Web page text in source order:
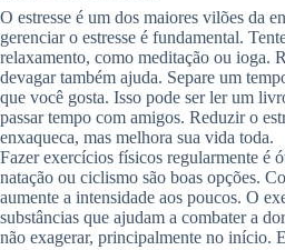
O estresse é um dos maiores vilões da
gerenciar o estresse é fundamental.
relaxamento, como meditação ou ioga.
devagar também ajuda. Separe um
que você gosta. Isso pode ser ler um
passar tempo com amigos. Reduzir o
enxaqueca, mas melhora sua vida toda.
Fazer exercícios físicos regularmente é
natação ou ciclismo são boas opções.
aumente a intensidade aos poucos. O
substâncias que ajudam a combater a
não exagerar, principalmente no início.